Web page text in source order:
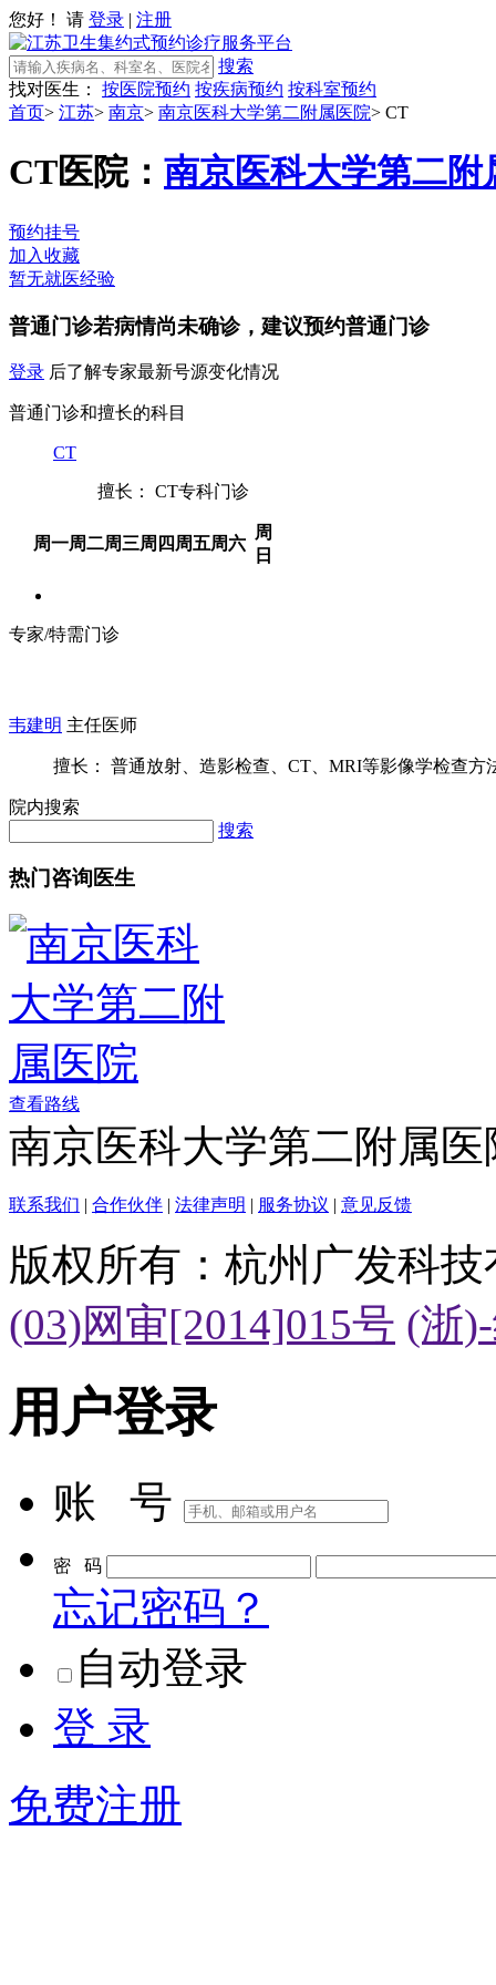
您好！ 请 登录 | 注册
搜索
找对医生：
按医院预约 按疾病预约 按科室预约
首页> 江苏> 南京> 南京医科大学第二附属医院> CT
CT医院： 南京医科大学第二附
预约挂号
加入收藏
暂无就医经验
普通门诊若病情尚未确诊，建议预约普通门诊
登录 后了解专家最新号源变化情况
普通门诊和擅长的科目
CT
擅长： CT专科门诊
周一周二周三周四 周五周六
周
日
专家/特需门诊
韦建明 主任医师
擅长： 普通放射、造影检查、CT、MRI等影像学检查方
院内搜索
搜索
热门咨询医生
查看路线
南京医科大学第二附属医
联系我们 | 合作伙伴 | 法律声明 | 服务协议 | 意见反馈
版权所有：杭州广发科
(03)网审[2014]015号 (浙
用户登录
账 号
密 码
忘记密码？
自动登录
登 录
免费注册